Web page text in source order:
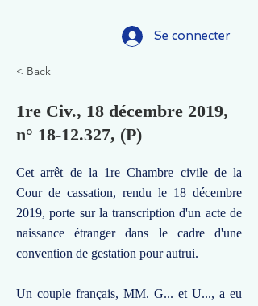
Se connecter
< Back
1re Civ., 18 décembre 2019,
n° 18-12.327, (P)
Cet arrêt de la 1re Chambre civile de la
Cour de cassation, rendu le 18 décembre
2019, porte sur la transcription d'un acte de
naissance étranger dans le cadre d'une
convention de gestation pour autrui.
Un couple français, MM. G... et U..., a eu